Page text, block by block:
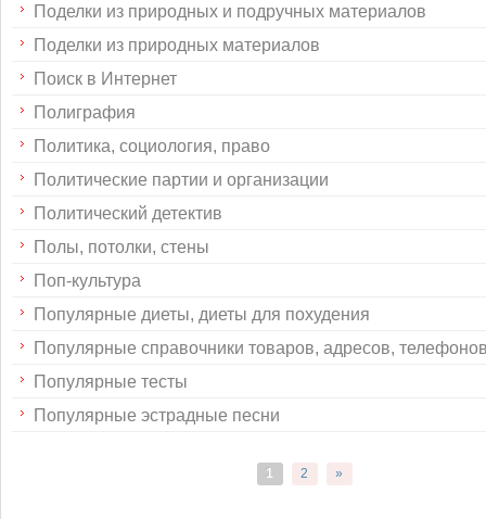
Поделки из природных и подручных материалов
Поделки из природных материалов
Поиск в Интернет
Полиграфия
Политика, социология, право
Политические партии и организации
Политический детектив
Полы, потолки, стены
Поп-культура
Популярные диеты, диеты для похудения
Популярные справочники товаров, адресов,
Популярные тесты
Популярные эстрадные песни
1 2 »